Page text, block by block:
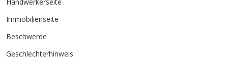
Immobilienseite
Beschwerde
Geschlechterhinweis